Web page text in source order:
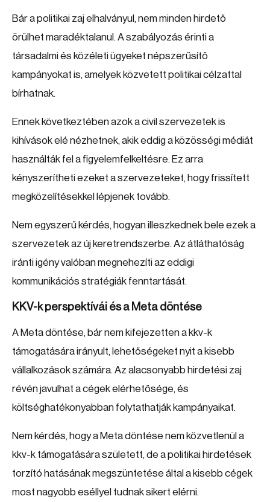
Bár a politikai zaj elhalványul, nem minden hirdető
örülhet maradéktalanul. A szabályozás érinti a
társadalmi és közéleti ügyeket népszerűsítő
kampányokat is, amelyek közvetett politikai célzattal
bírhatnak.
Ennek következtében azok a civil szervezetek is
kihívások elé nézhetnek, akik eddig a közösségi médiát
használták fel a figyelemfelkeltésre. Ez arra
kényszerítheti ezeket a szervezeteket, hogy frissített
megközelítésekkel lépjenek tovább.
Nem egyszerű kérdés, hogyan illeszkednek bele ezek a
szervezetek az új keretrendszerbe. Az átláthatóság
iránti igény valóban megnehezíti az eddigi
kommunikációs stratégiák fenntartását.
KKV-k perspektívái és a Meta döntése
A Meta döntése, bár nem kifejezetten a kkv-k
támogatására irányult, lehetőségeket nyit a kisebb
vállalkozások számára. Az alacsonyabb hirdetési zaj
révén javulhat a cégek elérhetősége, és
költséghatékonyabban folytathatják kampányaikat.
Nem kérdés, hogy a Meta döntése nem közvetlenül a
kkv-k támogatására született, de a politikai hirdetések
torzító hatásának megszüntetése által a kisebb cégek
most nagyobb eséllyel tudnak sikert elérni.